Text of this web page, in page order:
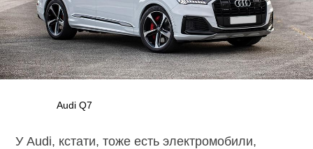
Audi Q7
У Audi, кстати, тоже есть электромобили,